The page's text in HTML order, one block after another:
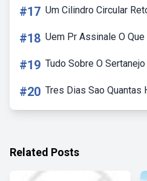
#17 Um Cilindro Circular
#18 Uem Pr Assinale O
#19 Tudo Sobre O Sertanejo
#20 Tres Dias Sao Quantas
Related Posts